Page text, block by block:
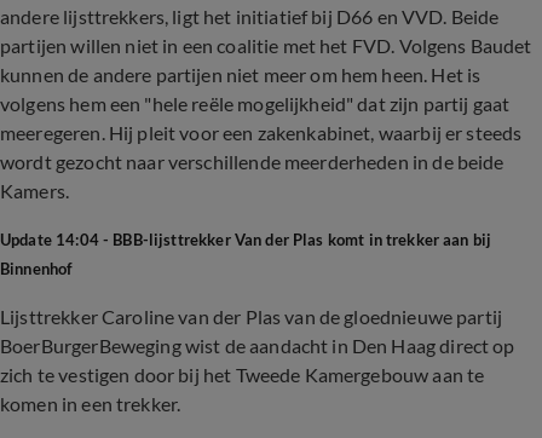
andere lijsttrekkers, ligt het initiatief bij D66 en VVD. Beide
partijen willen niet in een coalitie met het FVD. Volgens Baudet
kunnen de andere partijen niet meer om hem heen. Het is
volgens hem een "hele reële mogelijkheid" dat zijn partij gaat
meeregeren. Hij pleit voor een zakenkabinet, waarbij er steeds
wordt gezocht naar verschillende meerderheden in de beide
Kamers.
Update 14:04 - BBB-lijsttrekker Van der Plas komt in trekker aan bij
Binnenhof
Lijsttrekker Caroline van der Plas van de gloednieuwe partij
BoerBurgerBeweging wist de aandacht in Den Haag direct op
zich te vestigen door bij het Tweede Kamergebouw aan te
komen in een trekker.